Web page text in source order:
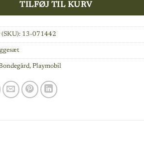
TILFØJ TIL KURV
(SKU): 13-071442
,Playmobil